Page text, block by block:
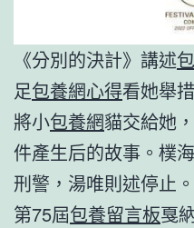
《分別的決計》講述
足包養網心得看她舉
將小包養網貓交給她
件產生后的故事。樸
刑警，湯唯則述停止
第75屆包養留言板戛